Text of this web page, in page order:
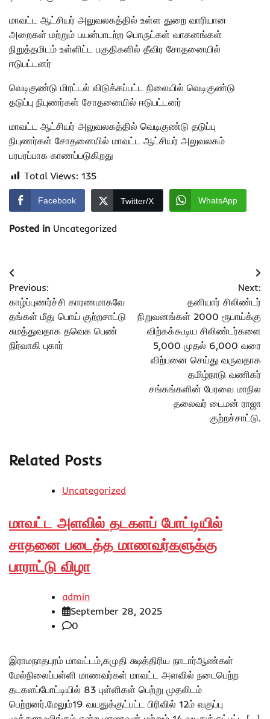
மாவட்ட ஆட்சியர் அலுவலகத்தில் உள்ள துறை வாரியான
அறைகள் மற்றும் பயன்பாடற்ற பொருட்கள் வாகனங்கள்
நிறுத்தமிடம் உள்ளிட்ட பகுதிகளில் தீவிர சோதனையில்
ஈடுபட்டனர்
வெடிகுண்டு மிரட்டல் விடுக்கப்பட்ட நிலையில் வெடிகுண்டு
தடுப்பு நிபுணர்கள் சோதனையில் ஈடுபட்டனர்
மாவட்ட ஆட்சியர் அலுவலகத்தில் வெடிகுண்டு தடுப்பு
நிபுணர்கள் சோதனையில் மாவட்ட ஆட்சியர் அலுவலகம்
பரபரப்பாக காணப்படுகிறது
Total Views: 135
Facebook Twitter/X WhatsApp
Posted in Uncategorized
Post
navigation
Previous:
காழ்ப்புணர்ச்சி காரணமாகவே
தங்கள் மீது பொய் குற்றசாட்டு
சுமத்துவதாக தவெக பெண்
நிர்வாகி புகார்
Next:
தனியார் சிலிண்டர்
நிறுவனங்கள் 2000 ரூபாய்க்கு
விற்கக்கூடிய சிலிண்டர்களை
5,000 முதல் 6,000 வரை
விற்பனை செய்து வருவதாக
தமிழ்நாடு வணிகர்
சங்கங்களின் பேரவை மாநில
தலைவர் டைமன் ராஜா
குற்றச்சாட்டு.
Related Posts
Uncategorized
மாவட்ட அளவில் தடகளப் போட்டியில்
சாதனை படைத்த மாணவர்களுக்கு
பாராட்டு விழா
admin
September 28, 2025
0
இராமநாதபுரம் மாவட்டம்,கமுதி க்ஷத்திரிய நாடார்ஆண்கள்
மேல்நிலைப்பள்ளி மாணவர்கள் மாவட்ட அளவில் நடைபெற்ற
தடகளப்போட்டியில் 83 புள்ளிகள் பெற்று முதலிடம்
பெற்றனர்.மேலும்19 வயதுக்குட்பட்ட பிரிவில் 12ம் வகுப்பு